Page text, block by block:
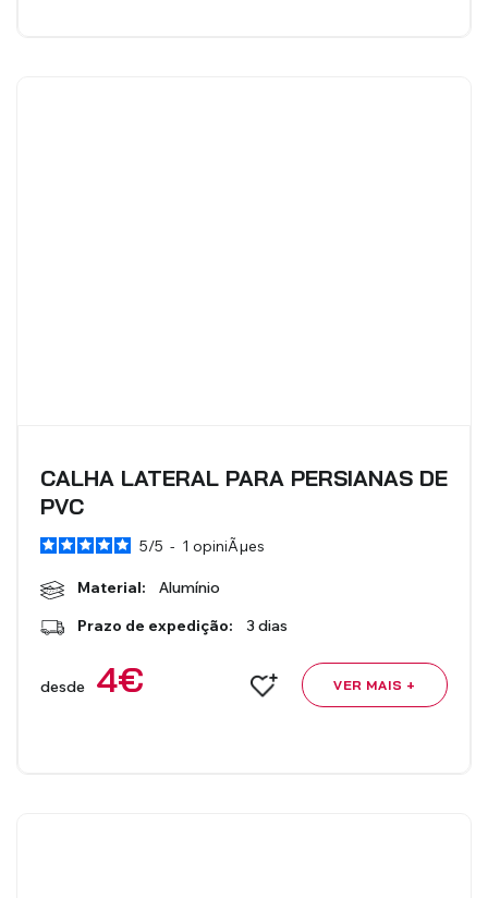
CALHA LATERAL PARA PERSIANAS DE
PVC
5/5 - 1 opiniÃµes
Material:
Alumínio
Prazo de expedição:
3 dias
desde 4€ VER MAIS +